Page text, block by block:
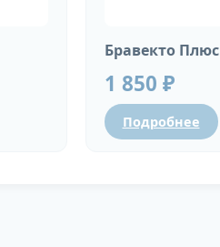
Бравекто Плюс
1 850 ₽
Подробнее